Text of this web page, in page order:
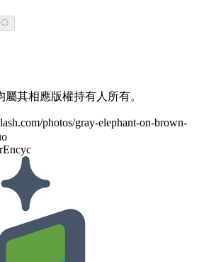
其相應版權持有人所有。
photos/gray-elephant-on-brown-